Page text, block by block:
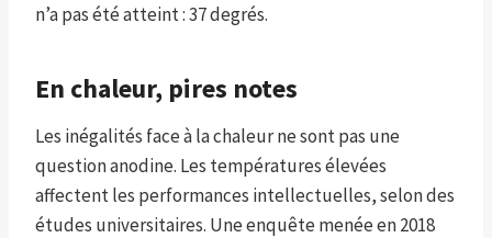
n’a pas été atteint : 37 degrés.
En chaleur, pires notes
Les inégalités face à la chaleur ne sont pas une
question anodine. Les températures élevées
affectent les performances intellectuelles, selon des
études universitaires. Une enquête menée en 2018